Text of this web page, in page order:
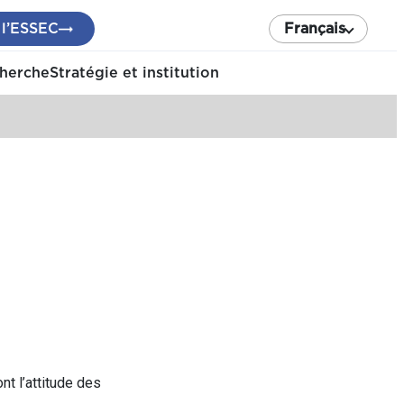
Français
Stratégie et institution
l’attitude des